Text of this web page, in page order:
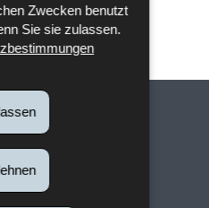
Zwecken benutzt
Sie sie zulassen.
18/12/2019